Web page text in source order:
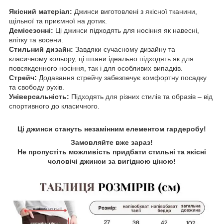
Якісний матеріал: Джинси виготовлені з якісної тканини,
щільної та приємної на дотик.
Демісезонні: Ці джинси підходять для носіння як навесні,
влітку та восени.
Стильний дизайн: Завдяки сучасному дизайну та
класичному кольору, ці штани ідеально підходять як для
повсякденного носіння, так і для особливих випадків.
Стрейч: Додавання стрейчу забезпечує комфортну посадку
та свободу рухів.
Універсальність: Підходять для різних стилів та образів – від
спортивного до класичного.
Ці джинси стануть незамінним елементом гардеробу!
Замовляйте вже зараз!
Не пропустіть можливість придбати стильні та якісні
чоловічі джинси за вигідною ціною!